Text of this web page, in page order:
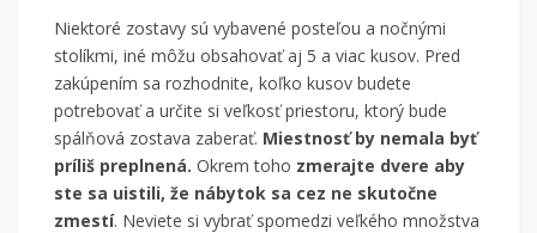
Niektoré zostavy sú vybavené posteľou a nočnými
stolíkmi, iné môžu obsahovať aj 5 a viac kusov. Pred
zakúpením sa rozhodnite, koľko kusov budete
potrebovať a určite si veľkosť priestoru, ktorý bude
spálňová zostava zaberať. Miestnosť by nemala byť
príliš preplnená. Okrem toho zmerajte dvere aby
ste sa uistili, že nábytok sa cez ne skutočne
zmestí. Neviete si vybrať spomedzi veľkého množstva